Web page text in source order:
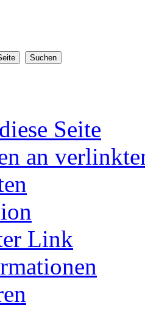
Seite
an
Link